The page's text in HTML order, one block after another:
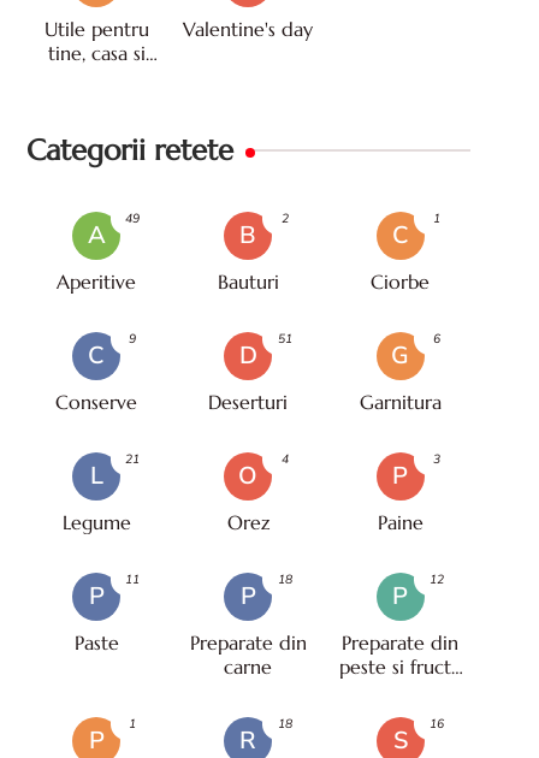
Utile pentru
tine, casa si
Valentine's day
Categorii retete
A
Aperitive
49
B
Bauturi
2
C
Ciorbe
1
C
Conserve
9
D
Deserturi
51
G
Garnitura
6
L
Legume
21
O
Orez
4
P
Paine
3
P
Paste
11
P
Preparate din
carne
18
P
Preparate din
peste si fructe
12
P
1
R
18
S
16